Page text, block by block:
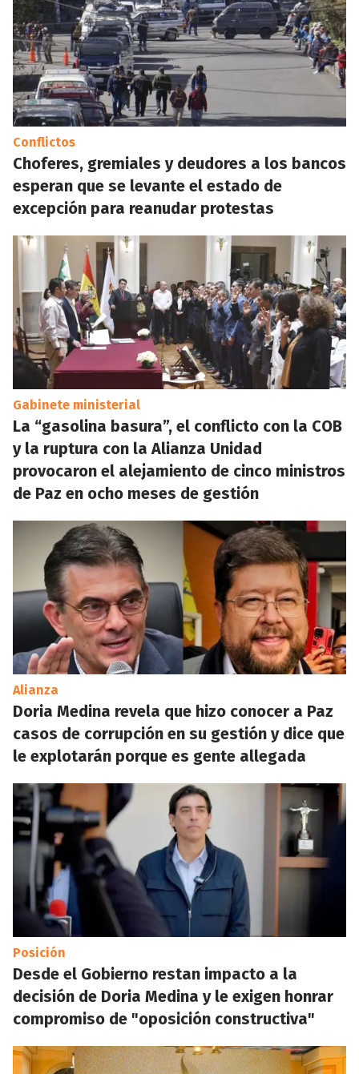
Conflictos
Choferes, gremiales y deudores a los bancos
esperan que se levante el estado de
excepción para reanudar protestas
Gabinete ministerial
La “gasolina basura”, el conflicto con la COB
y la ruptura con la Alianza Unidad
provocaron el alejamiento de cinco ministros
de Paz en ocho meses de gestión
Alianza
Doria Medina revela que hizo conocer a Paz
casos de corrupción en su gestión y dice que
le explotarán porque es gente allegada
Posición
Desde el Gobierno restan impacto a la
decisión de Doria Medina y le exigen honrar
compromiso de "oposición constructiva"